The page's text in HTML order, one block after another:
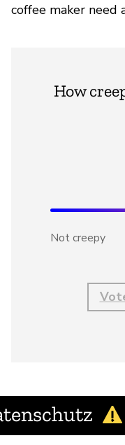
coffee maker need
How
Not creepy